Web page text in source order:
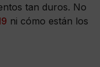
tan duros. No
ni cómo están los